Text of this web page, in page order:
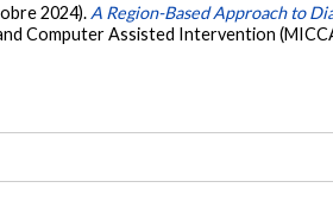
2024). A Region-Based Approach to
Computer Assisted Intervention